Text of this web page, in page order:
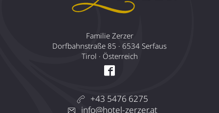
Familie Zerzer
Dorfbahnstraße 85 · 6534 Serfaus
Tirol · Österreich
+43 5476 6275
info@hotel-zerzer.at